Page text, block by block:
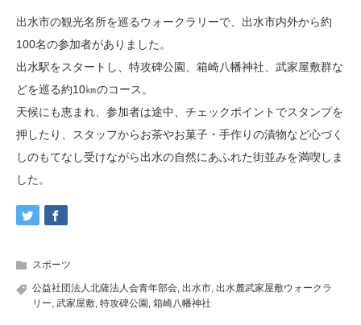
出水市の観光名所を巡るウォークラリーで、出水市内外から約
100名の参加者がありました。
出水駅をスタートし、特攻碑公園、箱崎八幡神社、武家屋敷群な
どを巡る約10㎞のコース。
天候にも恵まれ、参加者は途中、チェックポイントでスタンプを
押したり、スタッフからお茶やお菓子・手作りの漬物など心づく
しのもてなし受けながら出水の自然にあふれた街並みを満喫しま
した。
スポーツ
公益社団法人北薩法人会青年部会, 出水市, 出水麓武家屋敷ウォークラ
リー, 武家屋敷, 特攻碑公園 , 箱崎八幡神社